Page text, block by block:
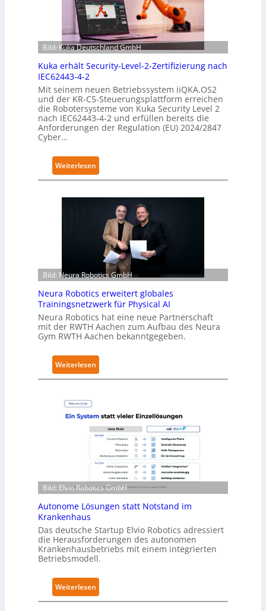
Bild: Kuka Deutschland GmbH
Kuka erhält Security-Level-2-Zertifizierung nach
IEC62443-4-2
Mit seinem neuen Betriebssystem iiQKA.OS2
und der KR-C5-Steuerungsplattform erreichen
die Robotersysteme von Kuka Security Level 2
nach IEC62443-4-2 und erfüllen bereits die
Anforderungen der Regulation (EU) 2024/2847
Cyber…
Weiterlesen
K
l
t
S
e
c
u
t
L
e
v
l
2
e
r
t
i
f
z
Bild: Neura Robotics GmbH
Neura Robotics erweitert globales
Trainingsnetzwerk für Physical AI
Neura Robotics hat eine neue Partnerschaft
mit der RWTH Aachen zum Aufbau des Neura
Gym RWTH Aachen bekanntgegeben.
Weiterlesen
N
r
a
R
b
t
s
e
r
w
e
t
Bild: Elvio Robotics GmbH
Autonome Lösungen statt Notstand im
Krankenhaus
Das deutsche Startup Elvio Robotics adressiert
die Herausforderungen des autonomen
Krankenhausbetriebs mit einem integrierten
Betriebsmodell.
Weiterlesen
A